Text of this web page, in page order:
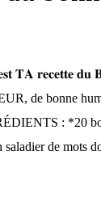
𝐓𝐀 𝐫𝐞𝐜𝐞𝐭𝐭𝐞
de bonne
: *20
de mots